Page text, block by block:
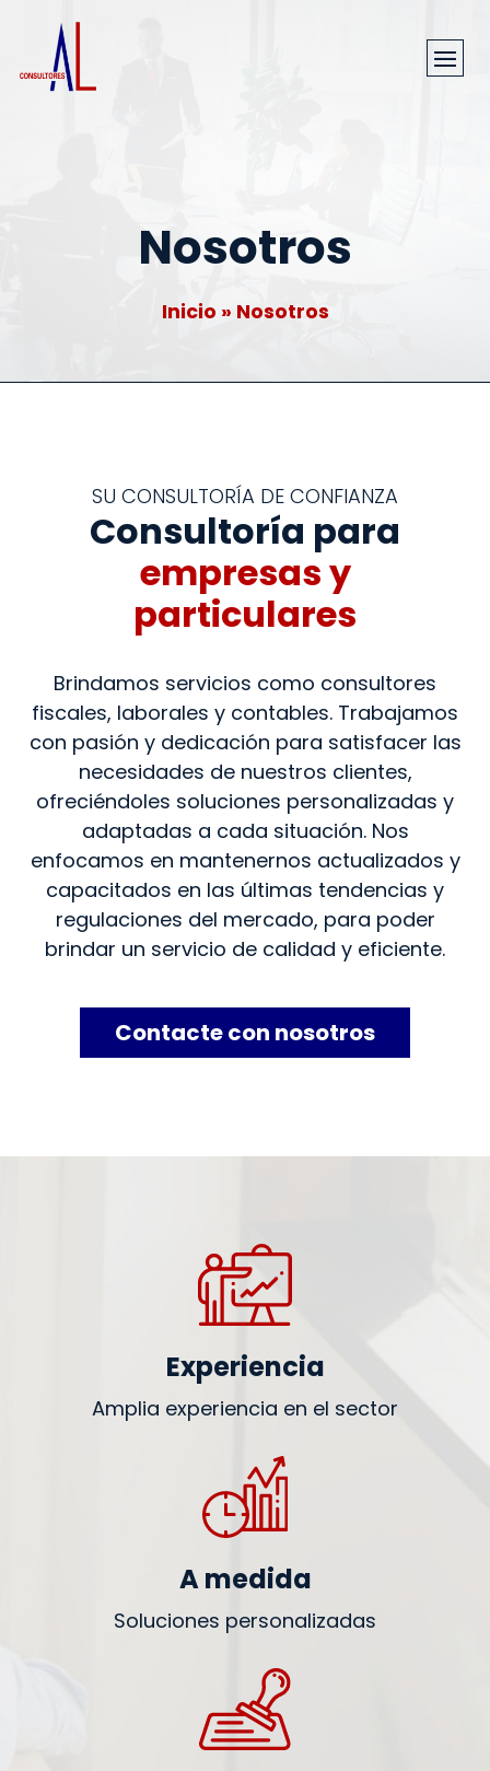
Nosotros
Inicio » Nosotros
SU CONSULTORÍA DE CONFIANZA
Consultoría para
empresas y
particulares
Brindamos servicios como consultores
fiscales, laborales y contables. Trabajamos
con pasión y dedicación para satisfacer las
necesidades de nuestros clientes,
ofreciéndoles soluciones personalizadas y
adaptadas a cada situación. Nos
enfocamos en mantenernos actualizados y
capacitados en las últimas tendencias y
regulaciones del mercado, para poder
brindar un servicio de calidad y eficiente.
Contacte con nosotros
Experiencia
Amplia experiencia en el sector
A medida
Soluciones personalizadas